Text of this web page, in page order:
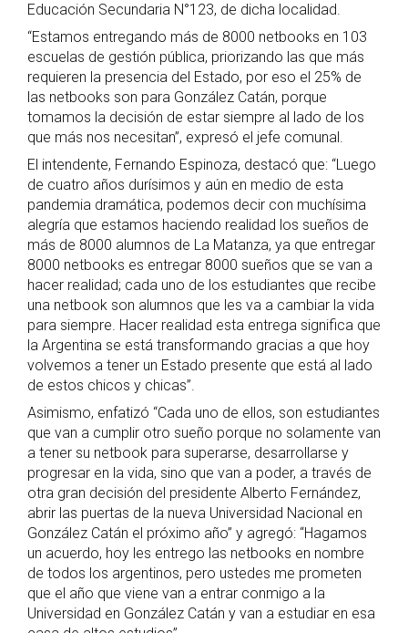
Educación Secundaria N°123, de dicha localidad.
“Estamos entregando más de 8000 netbooks en 103
escuelas de gestión pública, priorizando las que más
requieren la presencia del Estado, por eso el 25% de
las netbooks son para González Catán, porque
tomamos la decisión de estar siempre al lado de los
que más nos necesitan”, expresó el jefe comunal.
El intendente, Fernando Espinoza, destacó que: “Luego
de cuatro años durísimos y aún en medio de esta
pandemia dramática, podemos decir con muchísima
alegría que estamos haciendo realidad los sueños de
más de 8000 alumnos de La Matanza, ya que entregar
8000 netbooks es entregar 8000 sueños que se van a
hacer realidad; cada uno de los estudiantes que recibe
una netbook son alumnos que les va a cambiar la vida
para siempre. Hacer realidad esta entrega significa que
la Argentina se está transformando gracias a que hoy
volvemos a tener un Estado presente que está al lado
de estos chicos y chicas”.
Asimismo, enfatizó “Cada uno de ellos, son estudiantes
que van a cumplir otro sueño porque no solamente van
a tener su netbook para superarse, desarrollarse y
progresar en la vida, sino que van a poder, a través de
otra gran decisión del presidente Alberto Fernández,
abrir las puertas de la nueva Universidad Nacional en
González Catán el próximo año” y agregó: “Hagamos
un acuerdo, hoy les entrego las netbooks en nombre
de todos los argentinos, pero ustedes me prometen
que el año que viene van a entrar conmigo a la
Universidad en González Catán y van a estudiar en esa